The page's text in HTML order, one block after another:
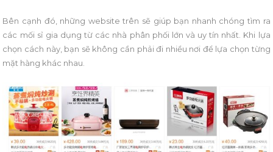
Bên cạnh đó, những website trên sẽ giúp bạn nhanh chóng tìm ra
các mối sỉ gia dụng từ các nhà phân phối lớn và uy tín nhất. Khi lựa
chọn cách này, bạn sẽ không cần phải đi nhiều nơi để lựa chọn từng
mặt hàng khác nhau.